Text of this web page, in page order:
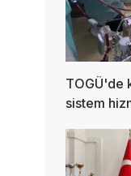
TOGÜ'de
sistem